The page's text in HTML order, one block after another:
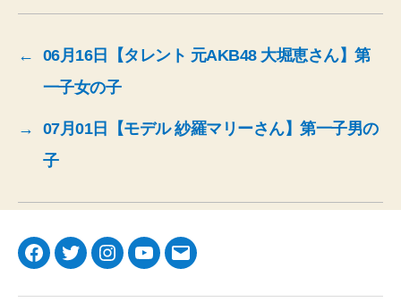
ト
Contribute,inc.
←
06月16日【タレント 元AKB48 大堀恵さん】第
一子女の子
→
07月01日【モデル 紗羅マリーさん】第一子男の
子
Facebook
TwitterInstagramYouTube
メ